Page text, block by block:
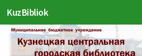
Перейти к содержимому
KuzBibliok